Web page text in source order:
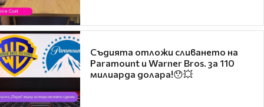
Съдията отложи сливането на
Paramount и Warner Bros. за 110
милиарда долара!😯💥